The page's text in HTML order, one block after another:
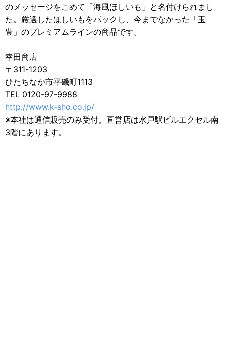
のメッセージをこめて「海風ほしいも」と名付けられまし
た。厳選したほしいもをパックし、今までなかった「玉
豊」のプレミアムラインの商品です。
幸田商店
〒311-1203
ひたちなか市平磯町1113
TEL 0120-97-9988
http://www.k-sho.co.jp/
※本社は通信販売のみ受付。直営店は水戸駅ビルエクセル南
3階にあります。